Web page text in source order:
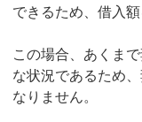
できるため、借入
この場合、あくま
な状況であるため
なりません。